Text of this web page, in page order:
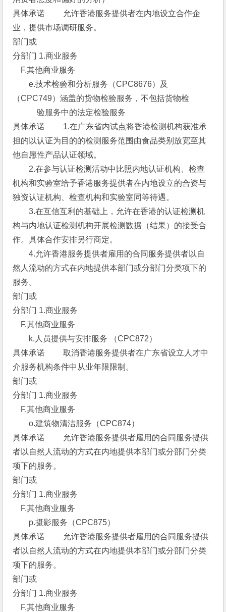
具体承诺 　　允许香港服务提供者在内地设立合作企
业，提供市场调研服务。
部门或
分部门 1.商业服务
F.其他商业服务
e.技术检验和分析服务（CPC8676）及
（CPC749）涵盖的货物检验服务，不包括货物检
验服务中的法定检验服务
具体承诺 　　1.在广东省内试点将香港检测机构获准承
担的以认证为目的的检测服务范围由食品类别放宽至其
他自愿性产品认证领域。
2.在参与认证检测活动中比照内地认证机构、检查
机构和实验室给予香港服务提供者在内地设立的合资与
独资认证机构、检查机构和实验室同等待遇。
3.在互信互利的基础上，允许在香港的认证检测机
构与内地认证检测机构开展检测数据（结果）的接受合
作。具体合作安排另行商定。
4.允许香港服务提供者雇用的合同服务提供者以自
然人流动的方式在内地提供本部门或分部门分类项下的
服务。
部门或
分部门 1.商业服务
F.其他商业服务
k.人员提供与安排服务 （CPC872）
具体承诺 　　取消香港服务提供者在广东省设立人才中
介服务机构条件中从业年限限制。
部门或
分部门 1.商业服务
F.其他商业服务
o.建筑物清洁服务（CPC874）
具体承诺 　　允许香港服务提供者雇用的合同服务提供
者以自然人流动的方式在内地提供本部门或分部门分类
项下的服务。
部门或
分部门 1.商业服务
F.其他商业服务
p.摄影服务（CPC875）
具体承诺 　　允许香港服务提供者雇用的合同服务提供
者以自然人流动的方式在内地提供本部门或分部门分类
项下的服务。
部门或
分部门 1.商业服务
F.其他商业服务